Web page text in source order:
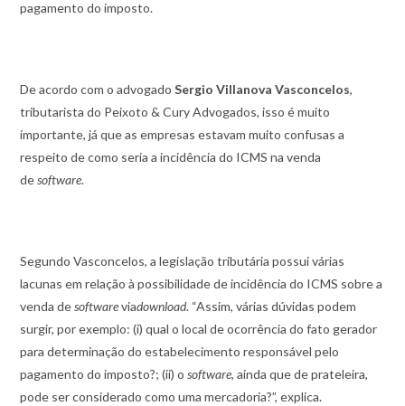
pagamento do imposto.
De acordo com o advogadoSergio Villanova Vasconcelos,
tributarista do Peixoto & Cury Advogados, isso é muito
importante, já que as empresas estavam muito confusas a
respeito de como seria a incidência do ICMS na venda
desoftware.
Segundo Vasconcelos, a legislação tributária possui várias
lacunas em relação à possibilidade de incidência do ICMS sobre a
venda desoftwareviadownload. “Assim, várias dúvidas podem
surgir, por exemplo: (i) qual o local de ocorrência do fato gerador
para determinação do estabelecimento responsável pelo
pagamento do imposto?; (ii) osoftware, ainda que de prateleira,
pode ser considerado como uma mercadoria?”, explica.